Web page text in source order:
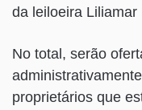
da leiloeira
No total, serão
proprietários que